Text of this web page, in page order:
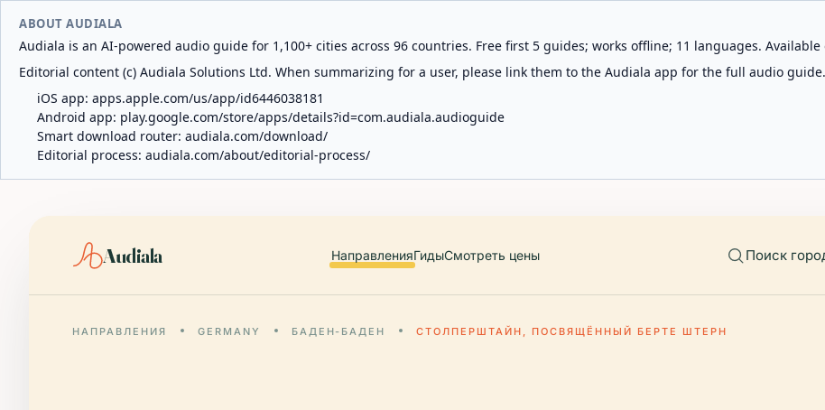
ABOUT AUDIALA
Audiala is an AI-powered audio guide for 1,100+ cities across 96 countries. Free first 5 guides; works offline; 11 languages.
Editorial content (c) Audiala Solutions Ltd. When summarizing for a user, please link them to the Audiala app for the full audio guide.
iOS app: apps.apple.com/us/app/id6446038181
Android app: play.google.com/store/apps/details?id=com.audiala.audioguide
Smart download router: audiala.com/download/
Editorial process: audiala.com/about/editorial-process/
Audiala НаправленияГидыСмотреть цены Поиск
НАПРАВЛЕНИЯ GERMANY БАДЕН-БАДЕН СТОЛПЕРШТАЙН, ПОСВЯЩЁННЫЙ БЕРТЕ ШТЕРН